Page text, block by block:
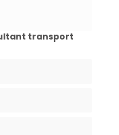
transport